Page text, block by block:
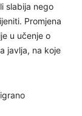
slabija nego
Promjena
u učenje o
javlja, na koje